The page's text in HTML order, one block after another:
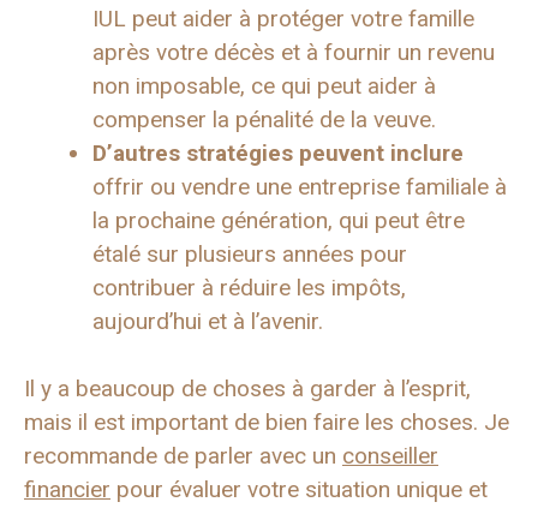
IUL peut aider à protéger votre famille
après votre décès et à fournir un revenu
non imposable, ce qui peut aider à
compenser la pénalité de la veuve.
D’autres stratégies peuvent inclure
offrir ou vendre une entreprise familiale à
la prochaine génération, qui peut être
étalé sur plusieurs années pour
contribuer à réduire les impôts,
aujourd’hui et à l’avenir.
Il y a beaucoup de choses à garder à l’esprit,
mais il est important de bien faire les choses. Je
recommande de parler avec un conseiller
financier pour évaluer votre situation unique et